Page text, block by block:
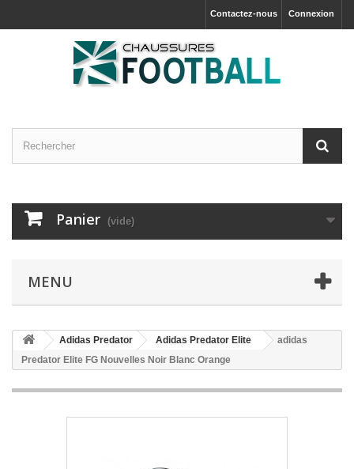
Connexion
Contactez-nous
Panier (vide)
MENU
Adidas Predator Adidas Predator Elite
adidas
Predator Elite FG Nouvelles Noir Blanc Orange